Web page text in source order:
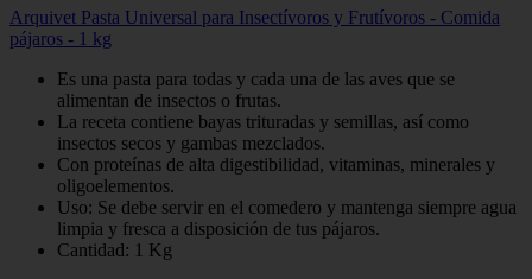
Arquivet Pasta Universal para Insectívoros y Frutívoros - Comida
pájaros - 1 kg
Es una pasta para todas y cada una de las aves que se
alimentan de insectos o frutas.
La receta contiene bayas trituradas y semillas, así como
insectos secos y gambas mezclados.
Con proteínas de alta digestibilidad, vitaminas, minerales y
oligoelementos.
Uso: Se debe servir en el comedero y mantenga siempre agua
limpia y fresca a disposición de tus pájaros.
Cantidad: 1 Kg